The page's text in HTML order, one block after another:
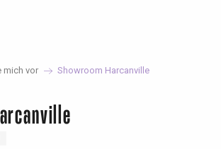
mich vor Showroom Harcanville